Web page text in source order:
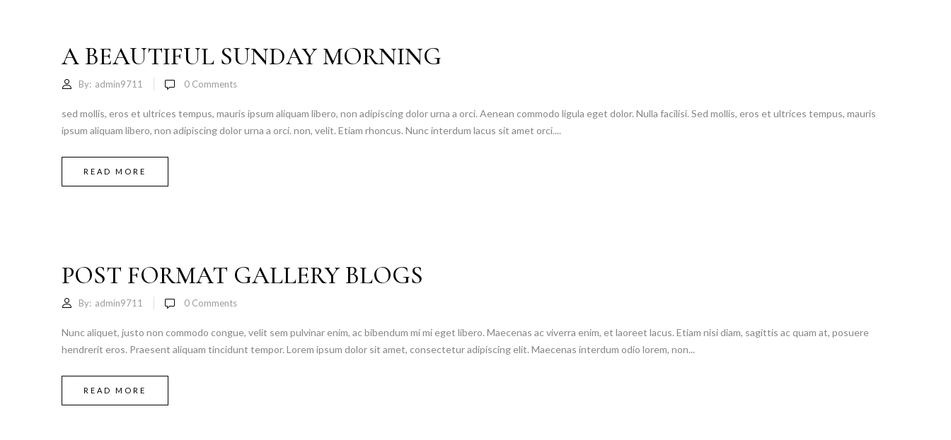
A BEAUTIFUL SUNDAY MORNING
By: admin9711 0 Comments
sed mollis, eros et ultrices tempus, mauris ipsum aliquam libero, non adipiscing dolor urna a orci. Aenean commodo ligula eget dolor. Nulla facilisi. Sed mollis, eros et ultrices tempus, mauris
ipsum aliquam libero, non adipiscing dolor urna a orci. non, velit. Etiam rhoncus. Nunc interdum lacus sit amet orci....
READ MORE
POST FORMAT GALLERY BLOGS
By: admin9711 0 Comments
Nunc aliquet, justo non commodo congue, velit sem pulvinar enim, ac bibendum mi mi eget libero. Maecenas ac viverra enim, et laoreet lacus. Etiam nisi diam, sagittis ac quam at, posuere
hendrerit eros. Praesent aliquam tincidunt tempor. Lorem ipsum dolor sit amet, consectetur adipiscing elit. Maecenas interdum odio lorem, non...
READ MORE